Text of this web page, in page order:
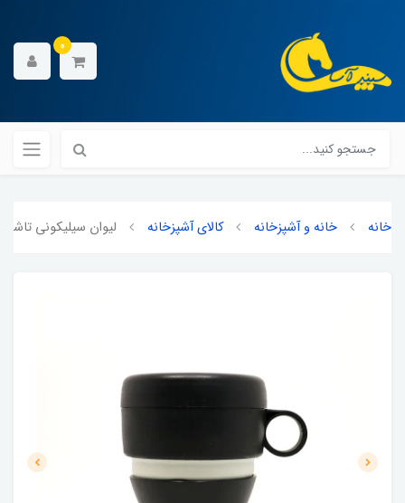
0
خانه خانه و آشپزخانه کالای آشپزخانه لیوان سیلیکونی تاشو